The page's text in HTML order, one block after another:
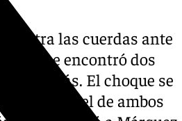
contra las cuerdas ante
que se encontró dos
algo más. El choque se
el nivel de ambos